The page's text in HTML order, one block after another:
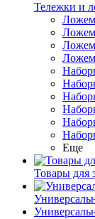
Тележки и
Еще
Товары для